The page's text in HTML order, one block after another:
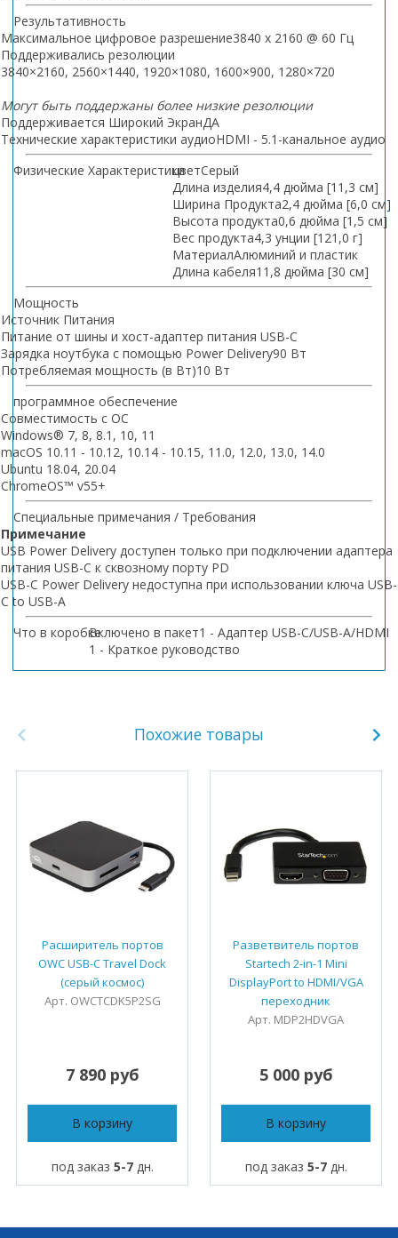
Результативность
Максимальное цифровое разрешение3840 x 2160 @ 60 Гц
Поддерживались резолюции
3840×2160, 2560×1440, 1920×1080, 1600×900, 1280×720
Могут быть поддержаны более низкие резолюции
Поддерживается Широкий ЭкранДА
Технические характеристики аудиоHDMI - 5.1-канальное аудио
Физические ХарактеристикицветСерый
Длина изделия4,4 дюйма [11,3 см]
Ширина Продукта2,4 дюйма [6,0 см]
Высота продукта0,6 дюйма [1,5 см]
Вес продукта4,3 унции [121,0 г]
МатериалАлюминий и пластик
Длина кабеля11,8 дюйма [30 см]
Мощность
Источник Питания
Питание от шины и хост-адаптер питания USB-C
Зарядка ноутбука с помощью Power Delivery90 Вт
Потребляемая мощность (в Вт)10 Вт
программное обеспечение
Совместимость с ОС
Windows® 7, 8, 8.1, 10, 11
macOS 10.11 - 10.12, 10.14 - 10.15, 11.0, 12.0, 13.0, 14.0
Ubuntu 18.04, 20.04
ChromeOS™ v55+
Специальные примечания / Требования
Примечание
USB Power Delivery доступен только при подключении адаптера
питания USB-C к сквозному порту PD
USB-C Power Delivery недоступна при использовании ключа USB-
C to USB-A
Что в коробкеВключено в пакет1 - Адаптер USB-C/USB-A/HDMI
1 - Краткое руководство
Похожие товары
Расширитель портов
OWC USB-C Travel Dock
(серый космос)
Арт. OWCTCDK5P2SG
7 890 руб
В корзину
под заказ 5-7дн.
Разветвитель портов
Startech 2-in-1 Mini
DisplayPort to HDMI/VGA
переходник
Арт. MDP2HDVGA
5 000 руб
В корзину
под заказ 5-7дн.